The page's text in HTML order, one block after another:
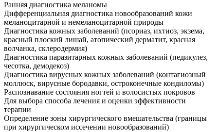
Ранняя диагностика меланомы
Дифференциальная диагностика новообразований кожи
меланоцитарной и немеланоцитарной природы
Диагностика кожных заболеваний (псориаз, ихтиоз, экзема,
красный плоский лишай, атопический дерматит, красная
волчанка, склеродермия)
Диагностика паразитарных кожных заболеваний (педикулез,
чесотка, демодекоз)
Диагностика вирусных кожных заболеваний (контагиозный
моллюск, вирусные бородавки, остроконечные кондиломы)
Распознавание состояния ногтей и волосистых покровов
Для выбора способа лечения и оценки эффективности
терапии
Определение зоны хирургического вмешательства (границы
при хирургическом иссечении новообразований)